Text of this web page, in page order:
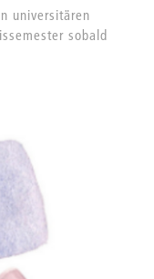
universitären
sobald